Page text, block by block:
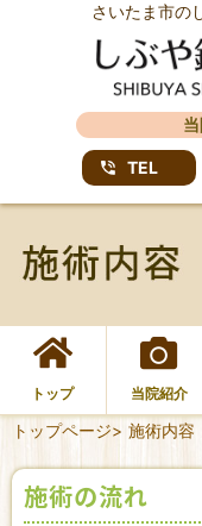
さいたま市の
TEL
トップ 当院紹介
トップページ> 施術内容
施術の流れ